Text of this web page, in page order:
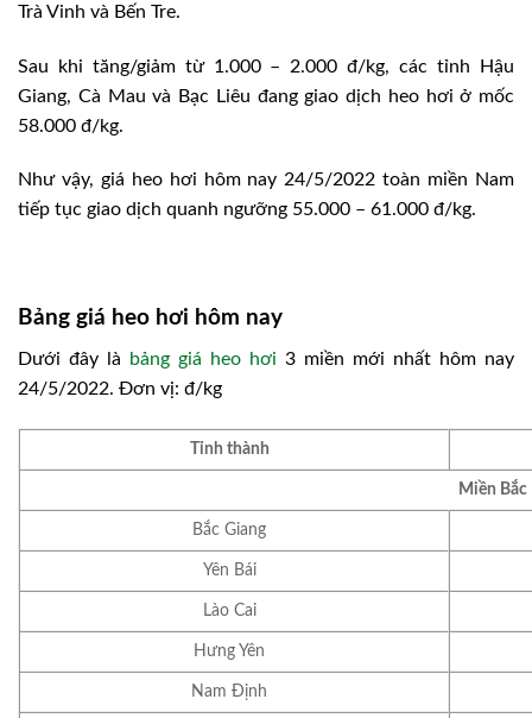
Trà Vinh và Bến Tre.
Sau khi tăng/giảm từ 1.000 – 2.000 đ/kg, các tỉnh Hậu
Giang, Cà Mau và Bạc Liêu đang giao dịch heo hơi ở mốc
58.000 đ/kg.
Như vậy, giá heo hơi hôm nay 24/5/2022 toàn miền Nam
tiếp tục giao dịch quanh ngưỡng 55.000 – 61.000 đ/kg.
Bảng giá heo hơi hôm nay
Dưới đây là bảng giá heo hơi 3 miền mới nhất hôm nay
24/5/2022. Đơn vị: đ/kg
Tỉnh thành
Miền Bắc
Bắc Giang
Yên Bái
Lào Cai
Hưng Yên
Nam Định